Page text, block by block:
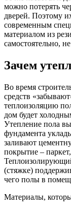
можно потерять
дверей. Поэтому
современным
материалом из
самостоятельно,
Зачем
Во время
средств
теплоизоляцию
дом будет
Утепление пола
фундамента
заливают
покрытие –
(стяжке)
чего полы в
Материалы,